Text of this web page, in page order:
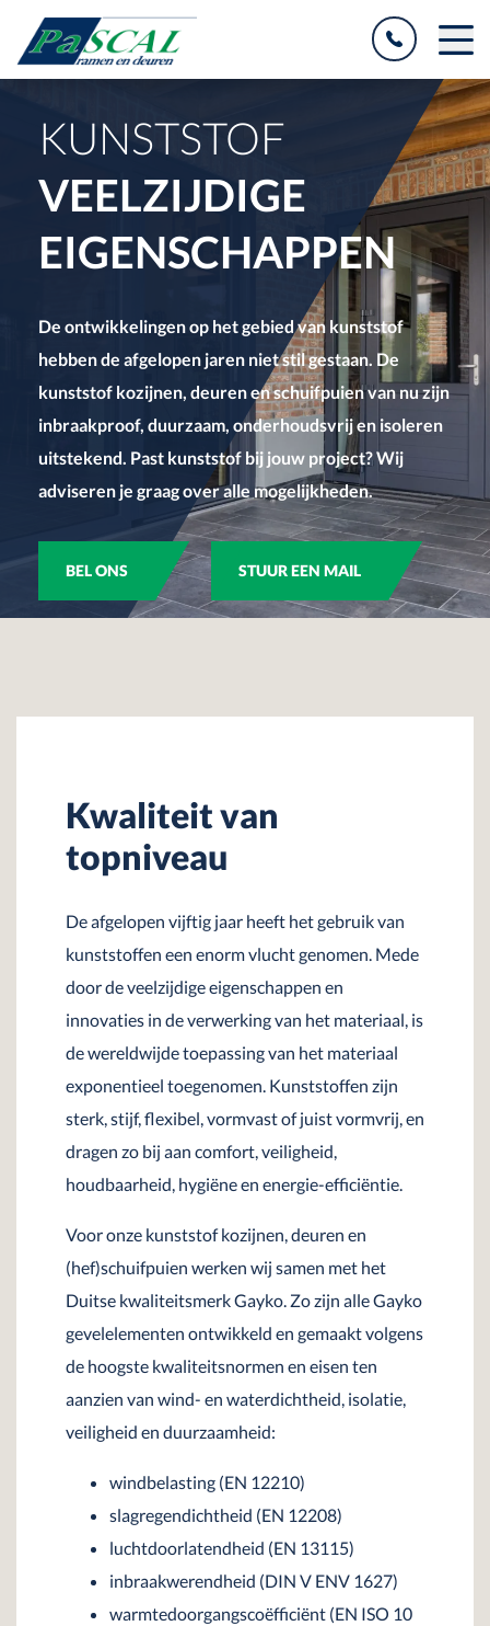
KUNSTSTOF
VEELZIJDIGE
EIGENSCHAPPEN
De ontwikkelingen op het gebied van kunststof
hebben de afgelopen jaren niet stil gestaan. De
kunststof kozijnen, deuren en schuifpuien van nu zijn
inbraakproof, duurzaam, onderhoudsvrij en isoleren
uitstekend. Past kunststof bij jouw project? Wij
adviseren je graag over alle mogelijkheden.
BEL ONS STUUR EEN MAIL
Kwaliteit van
topniveau
De afgelopen vijftig jaar heeft het gebruik van
kunststoffen een enorm vlucht genomen. Mede
door de veelzijdige eigenschappen en
innovaties in de verwerking van het materiaal, is
de wereldwijde toepassing van het materiaal
exponentieel toegenomen. Kunststoffen zijn
sterk, stijf, flexibel, vormvast of juist vormvrij, en
dragen zo bij aan comfort, veiligheid,
houdbaarheid, hygiëne en energie-efficiëntie.
Voor onze kunststof kozijnen, deuren en
(hef)schuifpuien werken wij samen met het
Duitse kwaliteitsmerk Gayko. Zo zijn alle Gayko
gevelelementen ontwikkeld en gemaakt volgens
de hoogste kwaliteitsnormen en eisen ten
aanzien van wind- en waterdichtheid, isolatie,
veiligheid en duurzaamheid:
windbelasting (EN 12210)
slagregendichtheid (EN 12208)
luchtdoorlatendheid (EN 13115)
inbraakwerendheid (DIN V ENV 1627)
warmtedoorgangscoëfficiënt (EN ISO 10